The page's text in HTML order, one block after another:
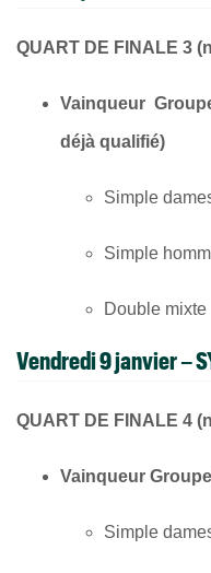
QUART DE FINALE 3
Vainqueur
déjà qualifié)
Simple
Simple
Double mixte
Vendredi 9 janvier –
QUART DE FINALE 4
Vainqueur
Simple